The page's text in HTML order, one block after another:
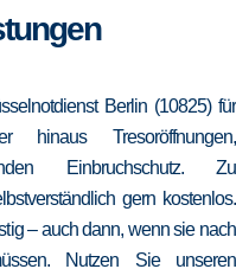
Berlin (10825) für
hinaus Tresoröffnungen,
Einbruchschutz. Zu
gern kostenlos.
– auch dann, wenn sie nach
Nutzen Sie unseren